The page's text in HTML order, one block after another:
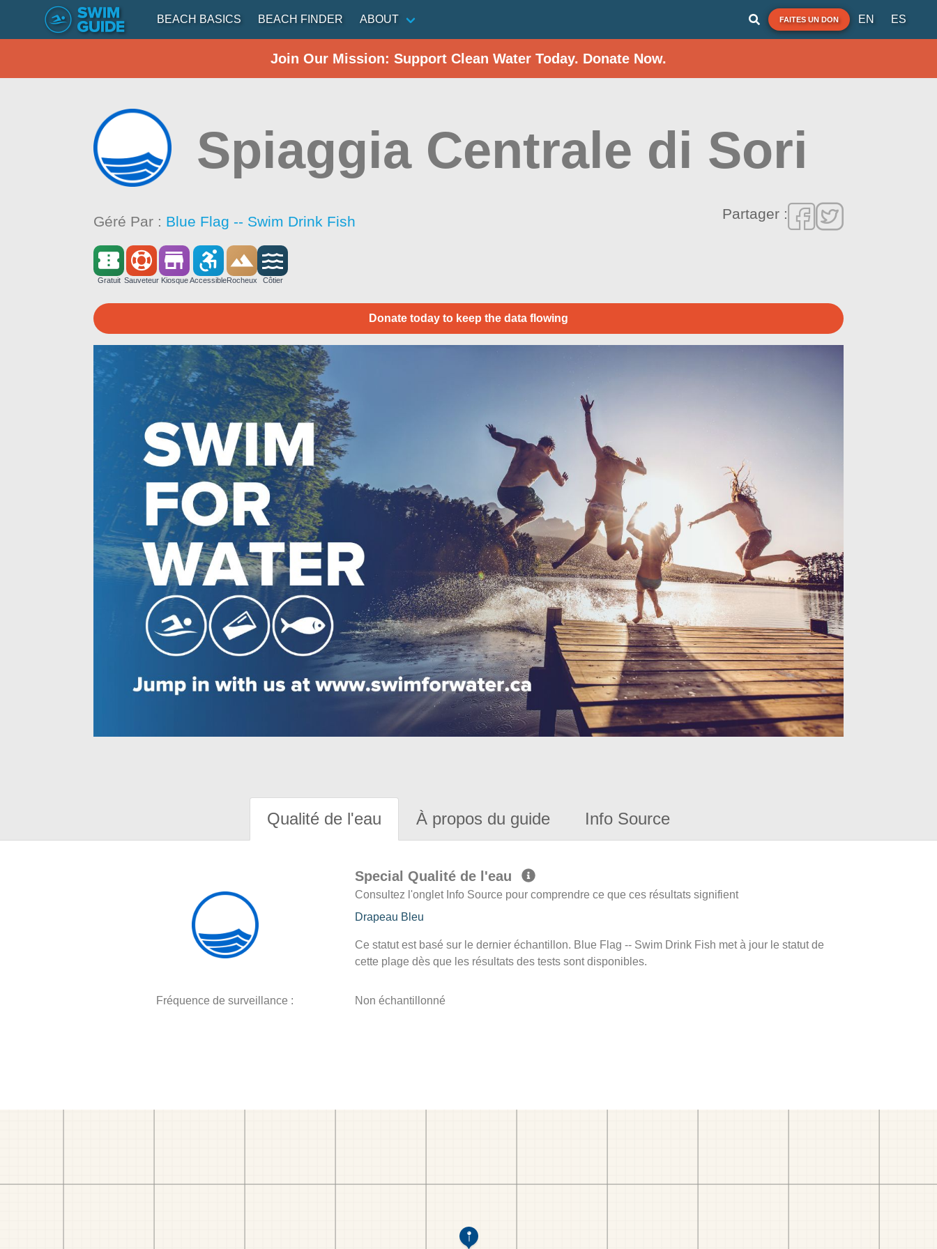
BEACH BASICS BEACH FINDER ABOUT FAITES UN DON EN ES
Join Our Mission: Support Clean Water Today. Donate Now.
Spiaggia Centrale di Sori
Géré Par : Blue Flag -- Swim Drink Fish Partager :
Gratuit Sauveteur Kiosque AccessibleRocheux Côtier
Donate today to keep the data flowing
Qualité de l'eau À propos du guide Info Source
Special Qualité de l'eau
Consultez l'onglet Info Source pour comprendre ce que ces résultats signifient
Drapeau Bleu
Ce statut est basé sur le dernier échantillon. Blue Flag -- Swim Drink Fish met à jour le statut de
cette plage dès que les résultats des tests sont disponibles.
Fréquence de surveillance : Non échantillonné